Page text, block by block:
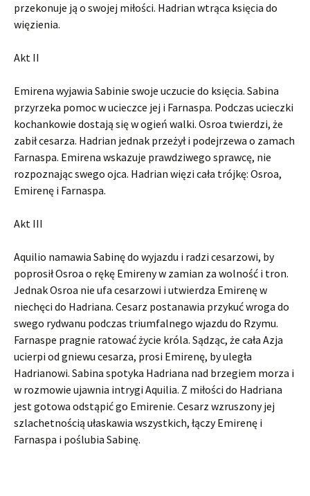
przekonuje ją o swojej miłości. Hadrian wtrąca księcia do
więzienia.
Akt II
Emirena wyjawia Sabinie swoje uczucie do księcia. Sabina
przyrzeka pomoc w ucieczce jej i Farnaspa. Podczas ucieczki
kochankowie dostają się w ogień walki. Osroa twierdzi, że
zabił cesarza. Hadrian jednak przeżył i podejrzewa o zamach
Farnaspa. Emirena wskazuje prawdziwego sprawcę, nie
rozpoznając swego ojca. Hadrian więzi cała trójkę: Osroa,
Emirenę i Farnaspa.
Akt III
Aquilio namawia Sabinę do wyjazdu i radzi cesarzowi, by
poprosił Osroa o rękę Emireny w zamian za wolność i tron.
Jednak Osroa nie ufa cesarzowi i utwierdza Emirenę w
niechęci do Hadriana. Cesarz postanawia przykuć wroga do
swego rydwanu podczas triumfalnego wjazdu do Rzymu.
Farnaspe pragnie ratować życie króla. Sądząc, że cała Azja
ucierpi od gniewu cesarza, prosi Emirenę, by uległa
Hadrianowi. Sabina spotyka Hadriana nad brzegiem morza i
w rozmowie ujawnia intrygi Aquilia. Z miłości do Hadriana
jest gotowa odstąpić go Emirenie. Cesarz wzruszony jej
szlachetnością ułaskawia wszystkich, łączy Emirenę i
Farnaspa i poślubia Sabinę.